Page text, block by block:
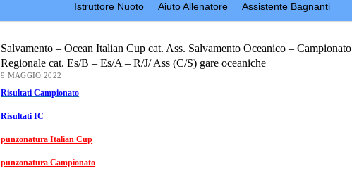
Istruttore Nuoto Aiuto Allenatore Assistente Bagnanti
Salvamento – Ocean Italian Cup cat. Ass. Salvamento Oceanico – Campionato
Regionale cat. Es/B – Es/A – R/J/ Ass (C/S) gare oceaniche
9 MAGGIO 2022
Risultati Campionato
Risultati IC
punzonatura Italian Cup
punzonatura Campionato